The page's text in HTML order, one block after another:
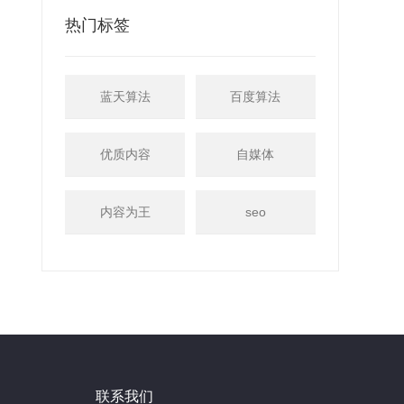
热门标签
蓝天算法 百度算法
优质内容 自媒体
内容为王 seo
联系我们